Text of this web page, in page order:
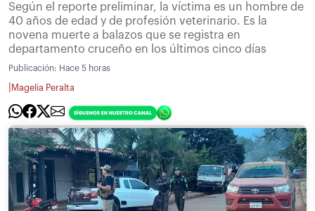
Según el reporte preliminar, la víctima es un hombre de
40 años de edad y de profesión veterinario. Es la
novena muerte a balazos que se registra en
departamento cruceño en los últimos cinco días
Publicación: Hace 5 horas
Magelia Peralta